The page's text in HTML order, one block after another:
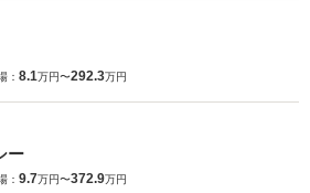
： 8.1万円〜292.3万円
ー
： 9.7万円〜372.9万円